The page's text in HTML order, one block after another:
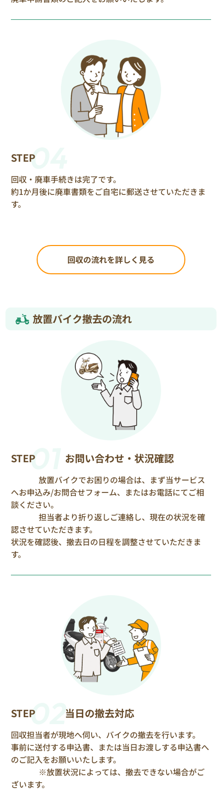
STEP04
回収・廃車手続きは完了です。
約1か月後に廃車書類をご自宅に郵送させていただきま
す。
回収の流れを詳しく見る
放置バイク撤去の流れ
STEP01
お問い合わせ・状況確認
放置バイクでお困りの場合は、まず当サービス
へお申込み/お問合せフォーム、またはお電話にてご相
談ください。
担当者より折り返しご連絡し、現在の状況を確
認させていただきます。
状況を確認後、撤去日の日程を調整させていただきま
す。
STEP02
当日の撤去対応
回収担当者が現地へ伺い、バイクの撤去を行います。
事前に送付する申込書、または当日お渡しする申込書へ
のご記入をお願いいたします。
※放置状況によっては、撤去できない場合がご
ざいます。